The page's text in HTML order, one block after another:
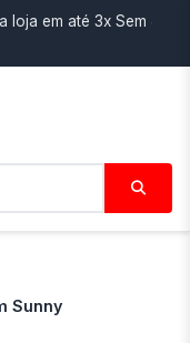
loja em até 3x Sem
Sunny